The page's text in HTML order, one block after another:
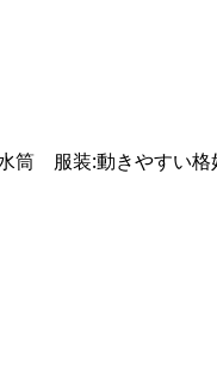
筒 服装:動きやすい